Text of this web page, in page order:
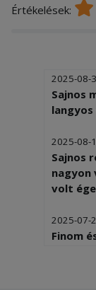
Értékelések:
2025-08-
Sajnos
2025-08-
Sajnos
nagyon
volt
2025-07-
Finom